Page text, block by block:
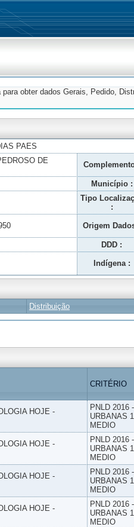
obter dados Gerais, Pedido,
PAES
DE
Município :
Tipo
:
Origem
DDD :
Indígena :
Distribuição
CRITÉRIO
HOJE -
PNLD 2016
URBANAS
MEDIO
HOJE -
PNLD 2016
URBANAS
MEDIO
HOJE -
PNLD 2016
URBANAS
MEDIO
HOJE -
PNLD 2016
URBANAS
MEDIO